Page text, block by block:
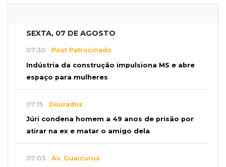
SEXTA, 07 DE AGOSTO
07:30 Post Patrocinado
Indústria da construção impulsiona MS e abre
espaço para mulheres
07:15 Dourados
Júri condena homem a 49 anos de prisão por
atirar na ex e matar o amigo dela
07:03 Av. Guaicurus